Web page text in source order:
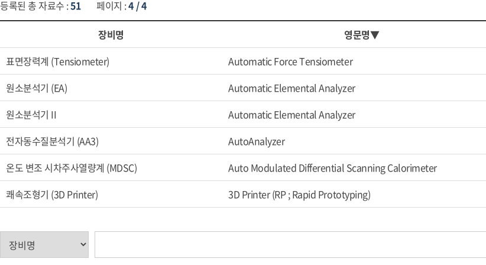
등록된 총 자료수 :51 페이지 :4 / 4
장비명 영문명▼
표면장력계 (Tensiometer)
Automatic Force Tensiometer
원소분석기 (EA)
Automatic Elemental Analyzer
원소분석기 II
Automatic Elemental Analyzer
전자동수질분석기 (AA3)
AutoAnalyzer
온도 변조 시차주사열량계 (MDSC)
Auto Modulated Differential Scanning Calorimeter
쾌속조형기 (3D Printer)
3D Printer (RP ; Rapid Prototyping)